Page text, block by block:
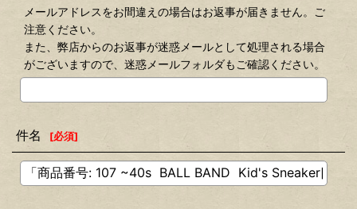
メールアドレスをお間違えの場合はお返事が届きません。ご
注意ください。
また、弊店からのお返事が迷惑メールとして処理される場合
がございますので、迷惑メールフォルダもご確認ください。
件名 [必須]